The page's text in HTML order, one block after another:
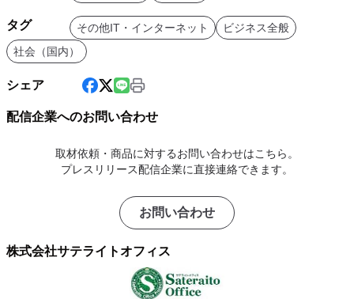
タグ その他IT・インターネット
ビジネス全般
社会（国内）
シェア
配信企業へのお問い合わせ
取材依頼・商品に対するお問い合わせはこちら。
プレスリリース配信企業に直接連絡できます。
お問い合わせ
株式会社サテライトオフィス